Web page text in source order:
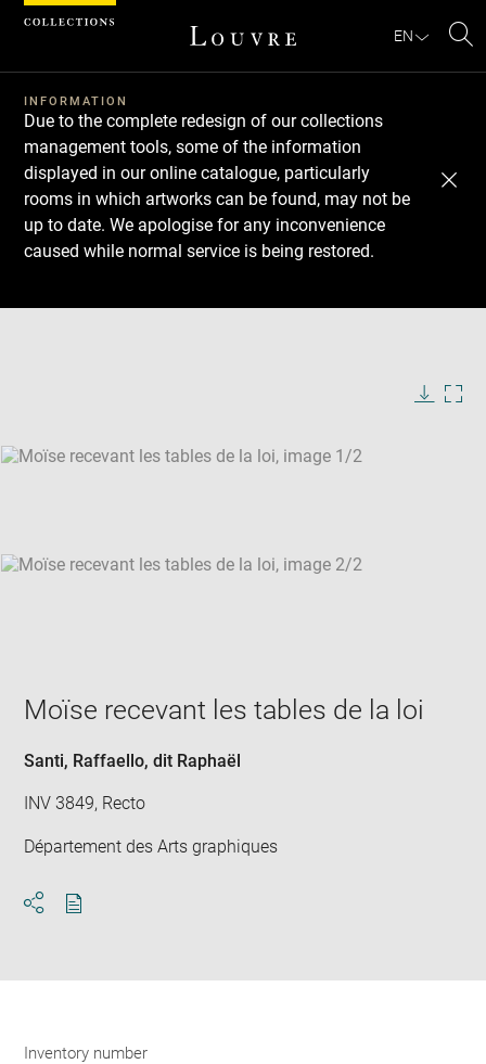
EN
INFORMATION
Due to the complete redesign of our collections
management tools, some of the information
displayed in our online catalogue, particularly
rooms in which artworks can be found, may not be
up to date. We apologise for any inconvenience
caused while normal service is being restored.
SKIP IMAGE CAROUSEL
Download
Next
Previous
Moïse recevant les tables de la loi
Santi, Raffaello, dit Raphaël
INV 3849, Recto
Département des Arts graphiques
Inventory number
Cookies management panel